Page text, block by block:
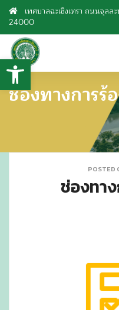
เทศบาลฉะเชิงเทรา ถนนจุลล
24000
ช่องทางการร้
POSTED
ช่องทา
Open toolbar